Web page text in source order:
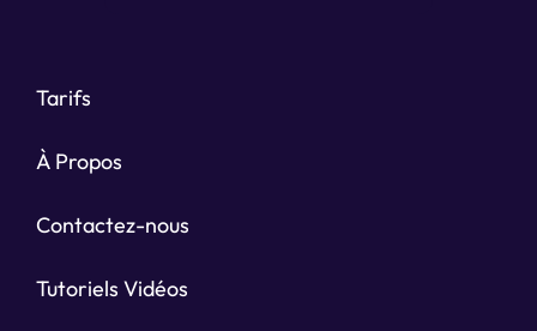
Tarifs
À Propos
Contactez-nous
Tutoriels Vidéos